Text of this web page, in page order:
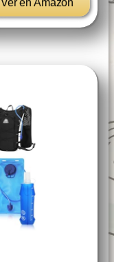
Ver en Amazon